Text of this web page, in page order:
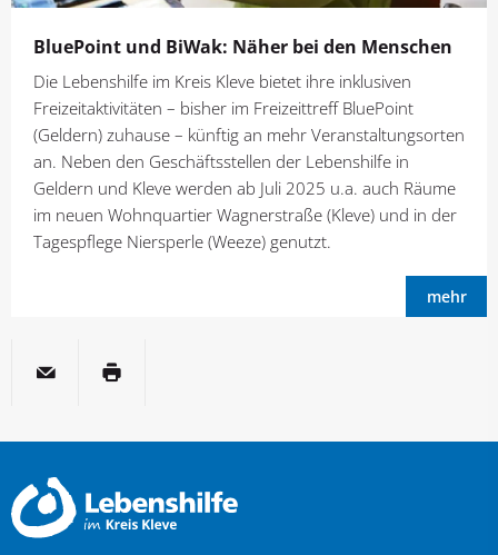
BluePoint und BiWak: Näher bei den Menschen
Die Lebenshilfe im Kreis Kleve bietet ihre inklusiven
Freizeitaktivitäten – bisher im Freizeittreff BluePoint
(Geldern) zuhause – künftig an mehr Veranstaltungsorten
an. Neben den Geschäftsstellen der Lebenshilfe in
Geldern und Kleve werden ab Juli 2025 u.a. auch Räume
im neuen Wohnquartier Wagnerstraße (Kleve) und in der
Tagespflege Niersperle (Weeze) genutzt.
mehr
per E-MailSeite drucken